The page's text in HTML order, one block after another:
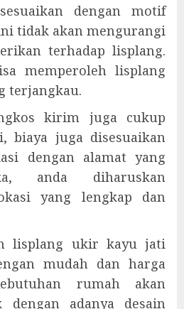
dengan motif
tidak akan mengurangi
terhadap lisplang.
memperoleh lisplang
terjangkau.
kirim juga cukup
biaya juga disesuaikan
dengan alamat yang
anda diharuskan
yang lengkap dan
lisplang ukir kayu jati
mudah dan harga
rumah akan
dengan adanya desain